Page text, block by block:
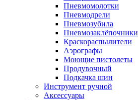
Пневмомолотки
Пневмодрели
Пневмозубила
Пневмозаклёпочники
Краскораспылители
Аэрографы
Моющие пистолеты
Продувочный
Подкачка шин
Инструмент ручной
Аксессуары